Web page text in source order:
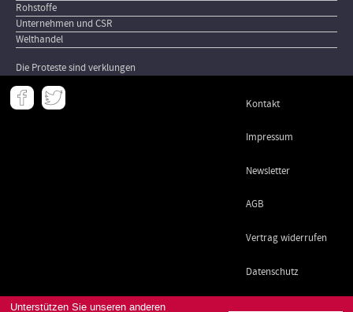
Unterstützen Sie unseren anderen
Rohstoffe
Unternehmen und CSR
Welthandel
Die Proteste sind verklungen
Meta
- Kontakt
Impressum
Newsletter
AGB
Vertrag widerrufen
Datenschutz